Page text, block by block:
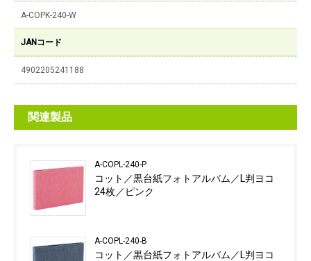
A-COPK-240-W
JANコード
4902205241188
関連製品
A-COPL-240-P
コット／黒台紙フォトアルバム／L判ヨコ
24枚／ピンク
A-COPL-240-B
コット／黒台紙フォトアルバム／L判ヨコ